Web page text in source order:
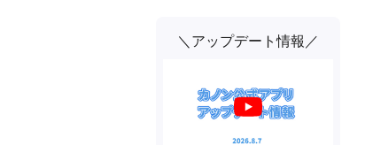
＼アップデート情報／